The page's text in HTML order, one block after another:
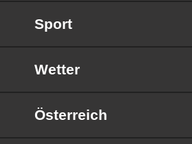
Sport
Wetter
Österreich